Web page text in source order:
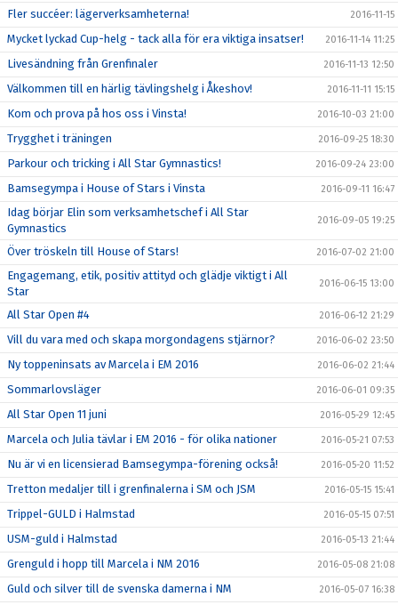
Fler succéer: lägerverksamheterna! 2016-11-15
Mycket lyckad Cup-helg - tack alla för era viktiga insatser! 2016-11-14 11:25
Livesändning från Grenfinaler 2016-11-13 12:50
Välkommen till en härlig tävlingshelg i Åkeshov! 2016-11-11 15:15
Kom och prova på hos oss i Vinsta! 2016-10-03 21:00
Trygghet i träningen 2016-09-25 18:30
Parkour och tricking i All Star Gymnastics! 2016-09-24 23:00
Bamsegympa i House of Stars i Vinsta 2016-09-11 16:47
Idag börjar Elin som verksamhetschef i All Star
Gymnastics
2016-09-05 19:25
Över tröskeln till House of Stars! 2016-07-02 21:00
Engagemang, etik, positiv attityd och glädje viktigt i All
Star
2016-06-15 13:00
All Star Open #4 2016-06-12 21:29
Vill du vara med och skapa morgondagens stjärnor? 2016-06-02 23:50
Ny toppeninsats av Marcela i EM 2016 2016-06-02 21:44
Sommarlovsläger 2016-06-01 09:35
All Star Open 11 juni 2016-05-29 12:45
Marcela och Julia tävlar i EM 2016 - för olika nationer 2016-05-21 07:53
Nu är vi en licensierad Bamsegympa-förening också! 2016-05-20 11:52
Tretton medaljer till i grenfinalerna i SM och JSM 2016-05-15 15:41
Trippel-GULD i Halmstad 2016-05-15 07:51
USM-guld i Halmstad 2016-05-13 21:44
Grenguld i hopp till Marcela i NM 2016 2016-05-08 21:08
Guld och silver till de svenska damerna i NM 2016-05-07 16:38